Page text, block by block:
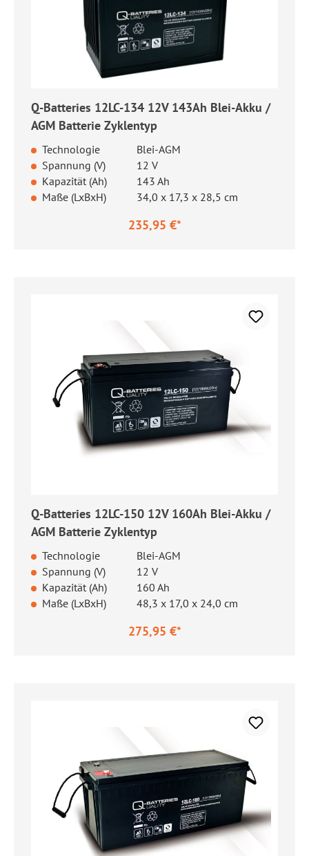
Q-Batteries 12LC-134 12V 143Ah Blei-Akku /
AGM Batterie Zyklentyp
Technologie
Blei-AGM
Spannung (V)
12 V
Kapazität (Ah)
143 Ah
Maße (LxBxH)
34,0 x 17,3 x 28,5 cm
235,95 €*
Q-Batteries 12LC-150 12V 160Ah Blei-Akku /
AGM Batterie Zyklentyp
Technologie
Blei-AGM
Spannung (V)
12 V
Kapazität (Ah)
160 Ah
Maße (LxBxH)
48,3 x 17,0 x 24,0 cm
275,95 €*